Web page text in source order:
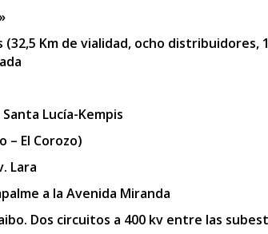
Km de vialidad, ocho distribuidores,
Lucía-Kempis
– El Corozo)
Lara
a la Avenida Miranda
Dos circuitos a 400 kv entre las